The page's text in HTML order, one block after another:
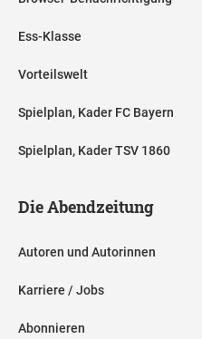
Ess-Klasse
Vorteilswelt
Spielplan, Kader FC Bayern
Spielplan, Kader TSV 1860
Die Abendzeitung
Autoren und Autorinnen
Karriere / Jobs
Abonnieren